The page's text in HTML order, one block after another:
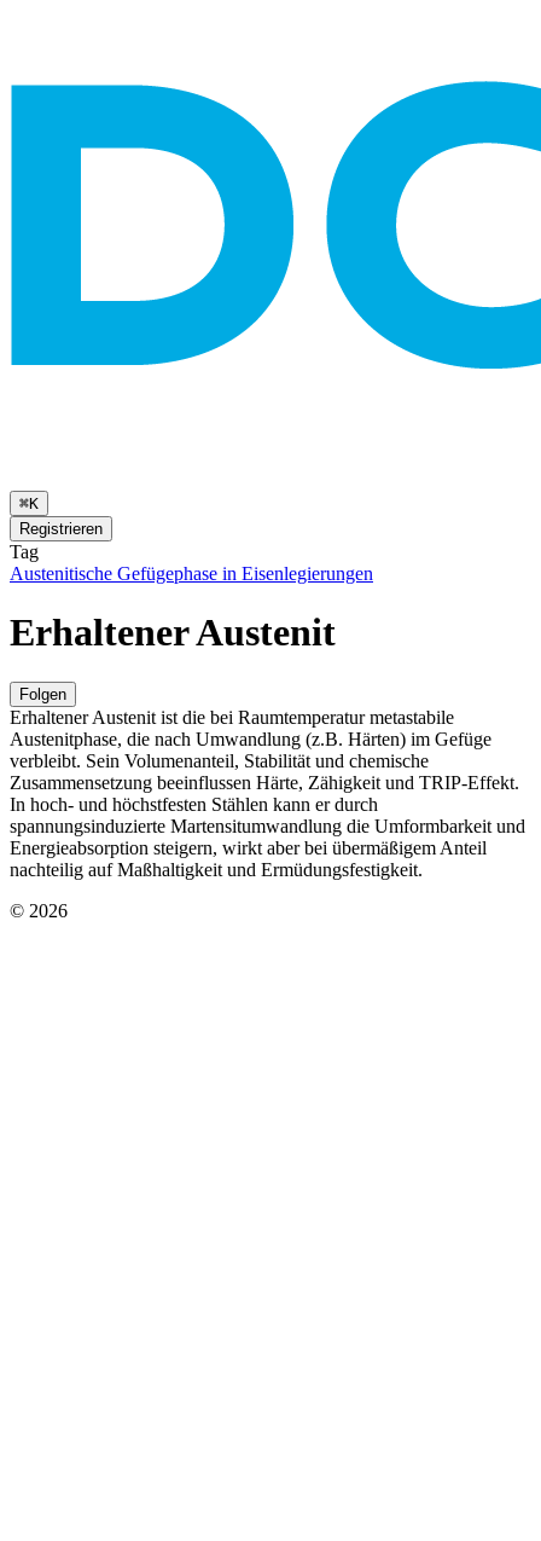
⌘K
Registrieren
Tag
Austenitische Gefügephase in Eisenlegierungen
Erhaltener Austenit
Folgen
Erhaltener Austenit ist die bei Raumtemperatur metastabile
Austenitphase, die nach Umwandlung (z.B. Härten) im Gefüge
verbleibt. Sein Volumenanteil, Stabilität und chemische
Zusammensetzung beeinflussen Härte, Zähigkeit und TRIP‑Effekt.
In hoch- und höchstfesten Stählen kann er durch
spannungsinduzierte Martensitumwandlung die Umformbarkeit und
Energieabsorption steigern, wirkt aber bei übermäßigem Anteil
nachteilig auf Maßhaltigkeit und Ermüdungsfestigkeit.
© 2026